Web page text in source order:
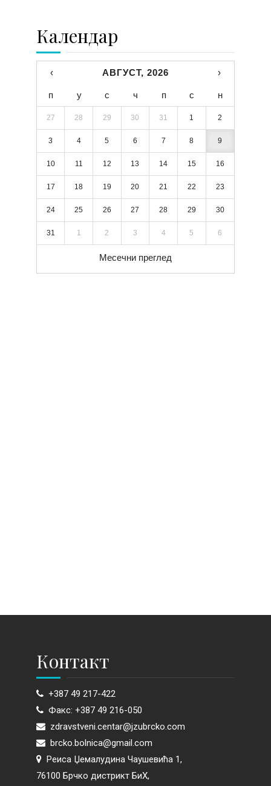
Календар
‹ АВГУСТ, 2026 ›
п у с ч п с н
27 28 29 30 31 1 2
3 4 5 6 7 8 9
10 11 12 13 14 15 16
17 18 19 20 21 22 23
24 25 26 27 28 29 30
31 1 2 3 4 5 6
Месечни преглед
Контакт
+387 49 217-422
Факс: +387 49 216-050
zdravstveni.centar@jzubrcko.com
brcko.bolnica@gmail.com
Реиса Џемалудина Чаушевића 1,
76100 Брчко дистрикт БиХ,